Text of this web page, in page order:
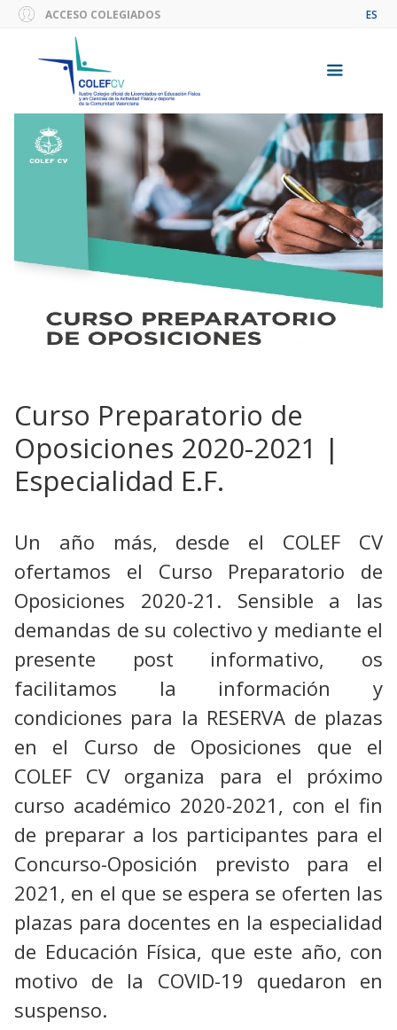
Saltar
contenido
ACCESO COLEGIADOS ES
Menú
Curso Preparatorio de
Oposiciones 2020-2021 |
Especialidad E.F.
Un año más, desde el COLEF CV
ofertamos el Curso Preparatorio de
Oposiciones 2020-21. Sensible a las
demandas de su colectivo y mediante el
presente post informativo, os
facilitamos la información y
condiciones para la RESERVA de plazas
en el Curso de Oposiciones que el
COLEF CV organiza para el próximo
curso académico 2020-2021, con el fin
de preparar a los participantes para el
Concurso-Oposición previsto para el
2021, en el que se espera se oferten las
plazas para docentes en la especialidad
de Educación Física, que este año, con
motivo de la COVID-19 quedaron en
suspenso.